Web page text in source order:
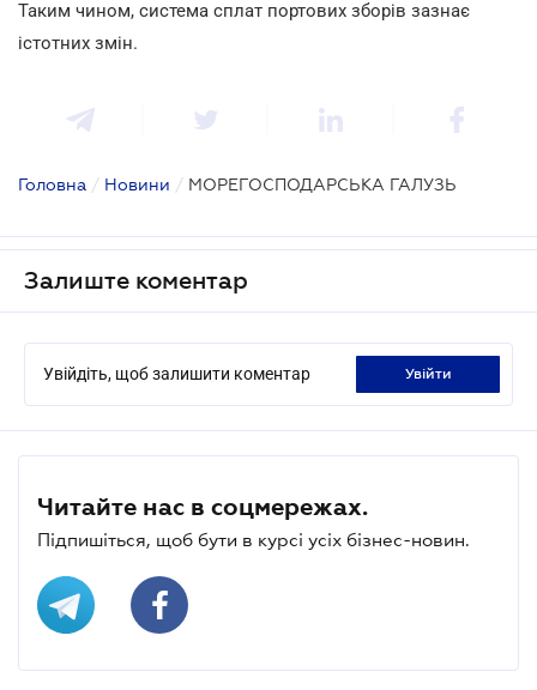
Таким чином, система сплат портових зборів зазнає
істотних змін.
Головна / Новини / МОРЕГОСПОДАРСЬКА ГАЛУЗЬ
Залиште коментар
Увійдіть, щоб залишити коментар увійти
Читайте нас в соцмережах.
Підпишіться, щоб бути в курсі усіх бізнес-новин.